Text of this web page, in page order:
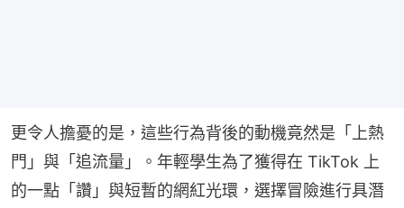
更令人擔憂的是，這些行為背後的動機竟然是「上熱
門」與「追流量」。年輕學生為了獲得在 TikTok 上
的一點「讚」與短暫的網紅光環，選擇冒險進行具潛